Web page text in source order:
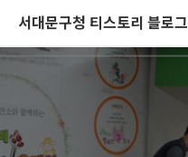
서대문구청 티스토리 블로그